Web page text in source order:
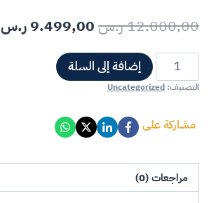
12.000,00ر.س9.499,00ر.س
إضافة إلى السلة Alternative:
التصنيف: Uncategorized
مشاركة على
مراجعات (0)